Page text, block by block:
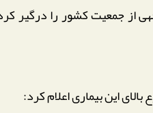
از جمعیت کشور را درگیر
این بیماری اعلام کرد: